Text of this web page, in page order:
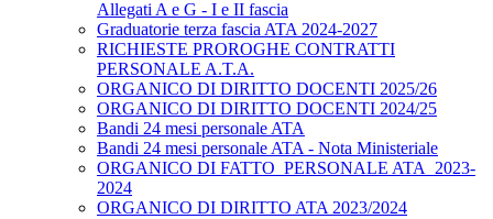
Allegati A e G - I e II fascia
Graduatorie terza fascia ATA 2024-2027
RICHIESTE PROROGHE CONTRATTI
PERSONALE A.T.A.
ORGANICO DI DIRITTO DOCENTI 2025/26
ORGANICO DI DIRITTO DOCENTI 2024/25
Bandi 24 mesi personale ATA
Bandi 24 mesi personale ATA - Nota Ministeriale
ORGANICO DI FATTO_PERSONALE ATA_2023-
2024
ORGANICO DI DIRITTO ATA 2023/2024